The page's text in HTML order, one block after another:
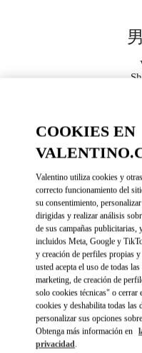
COOKIES EN
Valentino utiliza cookies y
correcto funcionamiento del
su consentimiento,
dirigidas y realizar análisis
de sus campañas
incluidos Meta, Google y
y creación de perfiles propias
usted acepta el uso de todas
marketing, de creación de
solo cookies técnicas" o cerrar
cookies y deshabilita todas las
personalizar sus opciones
Obtenga más información en
privacidad.